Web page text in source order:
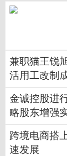
兼职猫王锐
活用工改制
金诚控股进
略股东增强
跨境电商搭
速发展